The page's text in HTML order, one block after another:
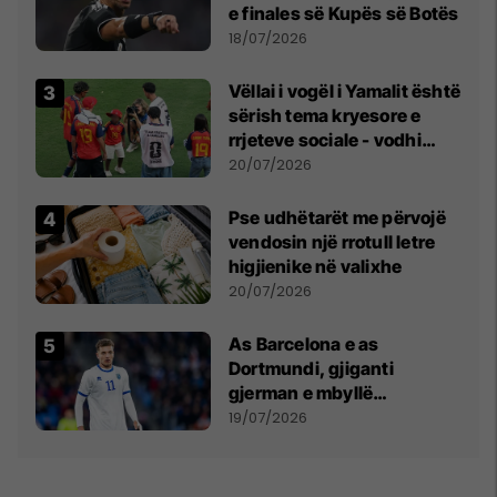
e finales së Kupës së Botës
18/07/2026
Vëllai i vogël i Yamalit është
sërish tema kryesore e
rrjeteve sociale - vodhi
vëmendjen pas finales së
20/07/2026
Pse udhëtarët me përvojë
vendosin një rrotull letre
higjienike në valixhe
20/07/2026
As Barcelona e as
Dortmundi, gjiganti
gjerman e mbyllë
marrëveshjen për Fisnik
19/07/2026